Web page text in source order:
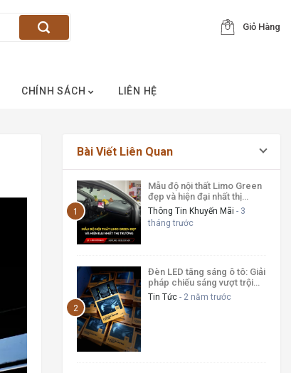
Giỏ Hàng
CHÍNH SÁCH LIÊN HỆ
Bài Viết Liên Quan
Mẫu độ nội thất Limo Green
đẹp và hiện đại nhất thị
trường
Thông Tin Khuyến Mãi - 3
tháng trước
Đèn LED tăng sáng ô tô: Giải
pháp chiếu sáng vượt trội
cho xe 2025
Tin Tức - 2 năm trước